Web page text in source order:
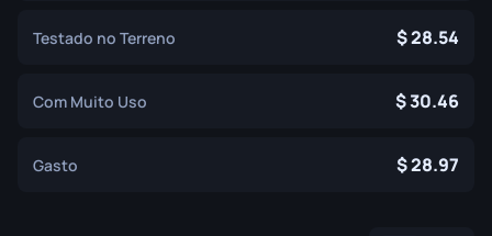
Testado no Terreno 28.54
Com Muito Uso 30.46
Gasto 28.97